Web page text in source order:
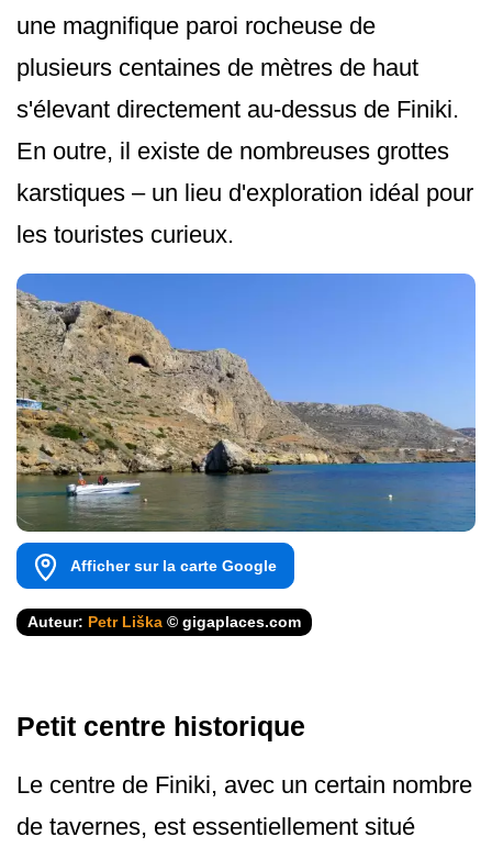
une magnifique paroi rocheuse de
plusieurs centaines de mètres de haut
s'élevant directement au-dessus de Finiki.
En outre, il existe de nombreuses grottes
karstiques – un lieu d'exploration idéal pour
les touristes curieux.
Afficher sur la carte Google
Auteur: Petr Liška © gigaplaces.com
Petit centre historique
Le centre de Finiki, avec un certain nombre
de tavernes, est essentiellement situé